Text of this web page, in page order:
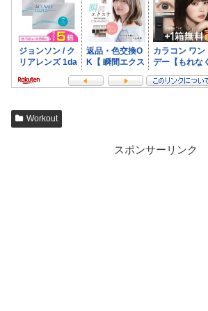
Workout
スポンサーリンク